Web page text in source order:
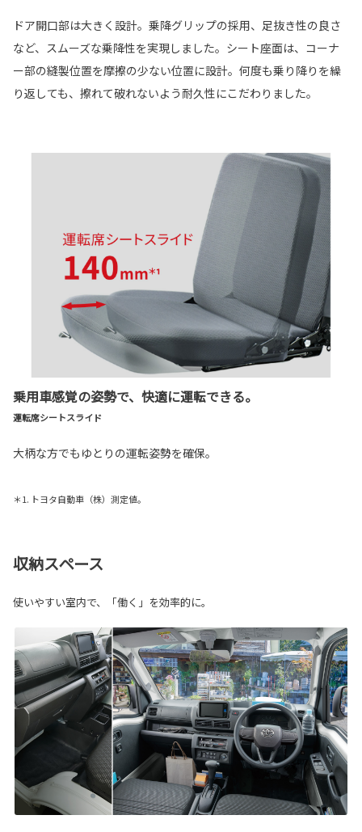
ドア開口部は大きく設計。乗降グリップの採用、足抜き性の良さ
など、スムーズな乗降性を実現しました。シート座面は、コーナ
ー部の縫製位置を摩擦の少ない位置に設計。何度も乗り降りを繰
り返しても、擦れて破れないよう耐久性にこだわりました。
乗用車感覚の姿勢で、快適に運転できる。
運転席シートスライド
大柄な方でもゆとりの運転姿勢を確保。
＊1. トヨタ自動車（株）測定値。
収納スペース
使いやすい室内で、「働く」を効率的に。